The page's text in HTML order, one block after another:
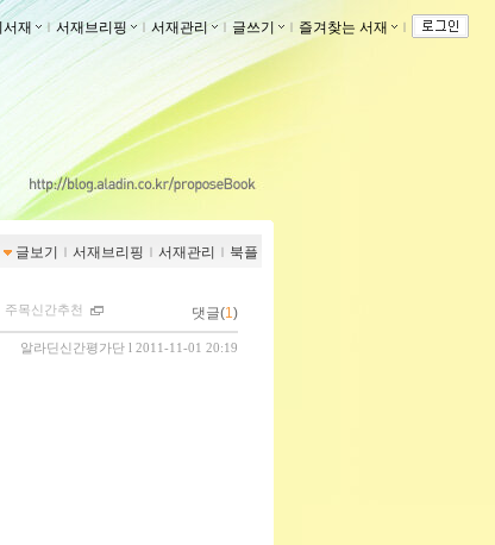
재 ｌ 서재브리핑 ｌ 서재관리 ｌ 글쓰기 ｌ 즐겨찾는 서재 ｌ
글보기 ｌ 서재브리핑 ｌ 서재관리 ｌ 북플
주목신간추천 댓글(1)
알라딘신간평가단 l 2011-11-01 20:19